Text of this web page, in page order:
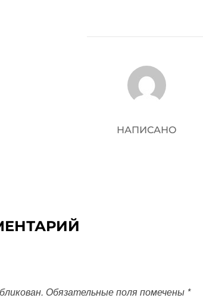
АВТОР ЗАПИСИ
НАПИСАНО
Обязательные поля помечены *